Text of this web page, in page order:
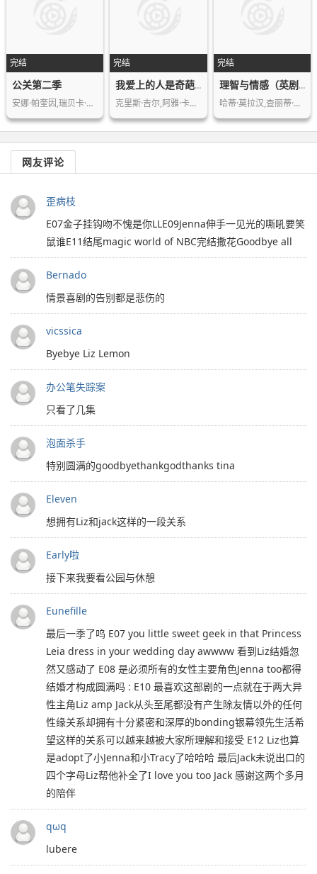
完结
公关第二季
安娜·帕奎因,瑞贝卡·本森,苏菲·奥康…
完结
我爱上的人是奇葩第五季
克里斯·吉尔,阿雅·卡什,戴斯敏·博格…
完结
理智与情感（英剧）
哈蒂·莫拉汉,查丽蒂·维克菲尔德,大卫…
网友评论
歪病枝
E07金子挂钩吻不愧是你LLE09Jenna伸手一见光的嘶吼要笑
鼠谁E11结尾magic world of NBC完结撒花Goodbye all
Bernado
情景喜剧的告别都是悲伤的
vicssica
Byebye Liz Lemon
办公笔失踪案
只看了几集
泡面杀手
特别圆满的goodbyethankgodthanks tina
Eleven
想拥有Liz和jack这样的一段关系
Early啦
接下来我要看公园与休憩
Eunefille
最后一季了呜 E07 you little sweet geek in that Princess
Leia dress in your wedding day awwww 看到Liz结婚忽
然又感动了 E08 是必须所有的女性主要角色Jenna too都得
结婚才构成圆满吗 : E10 最喜欢这部剧的一点就在于两大异
性主角Liz amp Jack从头至尾都没有产生除友情以外的任何
性缘关系却拥有十分紧密和深厚的bonding银幕领先生活希
望这样的关系可以越来越被大家所理解和接受 E12 Liz也算
是adopt了小Jenna和小Tracy了哈哈哈 最后Jack未说出口的
四个字母Liz帮他补全了I love you too Jack 感谢这两个多月
的陪伴
qωq
lubere